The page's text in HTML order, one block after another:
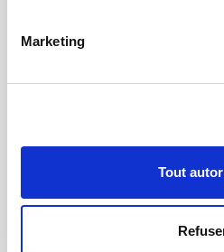
Marketing
Tout